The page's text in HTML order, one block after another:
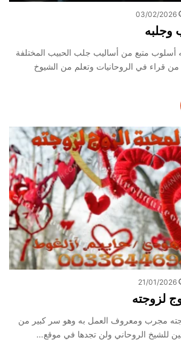
03/02/2026
وجلبه
متبع من أساليب جلب الحبيب المختلفة
قراء في الروحانيات وتعلم من الشيوخ
21/01/2026
لزوجته
مجرب ومعروف العمل به وهو سر كبير من
للشيخ الروحاني ولن تجدها في موقع…